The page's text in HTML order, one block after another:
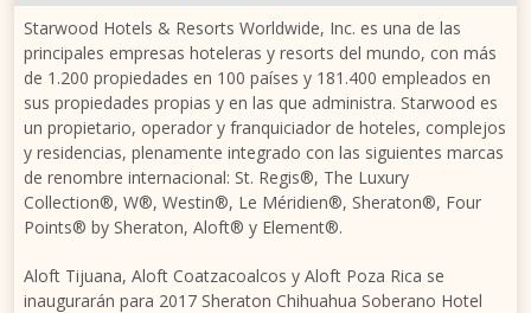
Starwood Hotels & Resorts Worldwide, Inc. es una de las
principales empresas hoteleras y resorts del mundo, con más
de 1.200 propiedades en 100 países y 181.400 empleados en
sus propiedades propias y en las que administra. Starwood es
un propietario, operador y franquiciador de hoteles, complejos
y residencias, plenamente integrado con las siguientes marcas
de renombre internacional: St. Regis®, The Luxury
Collection®, W®, Westin®, Le Méridien®, Sheraton®, Four
Points® by Sheraton, Aloft® y Element®.
Aloft Tijuana, Aloft Coatzacoalcos y Aloft Poza Rica se
inaugurarán para 2017 Sheraton Chihuahua Soberano Hotel